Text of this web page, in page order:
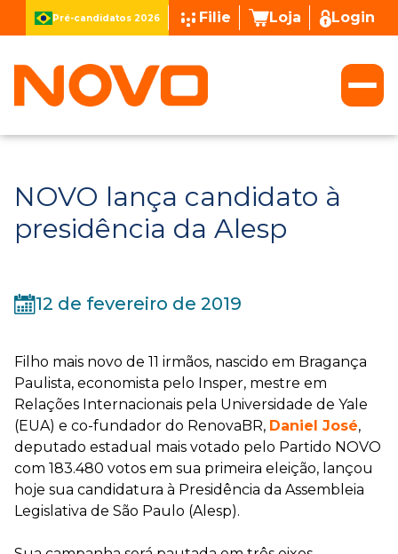
Pré-candidatos 2026 Filie Loja Login
NOVO lança candidato à
presidência da Alesp
12 de fevereiro de 2019
Filho mais novo de 11 irmãos, nascido em Bragança
Paulista, economista pelo Insper, mestre em
Relações Internacionais pela Universidade de Yale
(EUA) e co-fundador do RenovaBR, Daniel José,
deputado estadual mais votado pelo Partido NOVO
com 183.480 votos em sua primeira eleição, lançou
hoje sua candidatura à Presidência da Assembleia
Legislativa de São Paulo (Alesp).